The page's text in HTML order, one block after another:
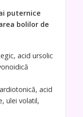
puternice
bolilor de
acid ursolic
acid
ulei volatil,